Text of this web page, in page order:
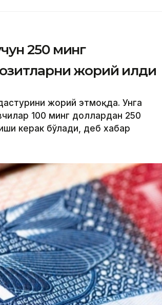
250 минг
жорий қилди
жорий этмоқда. Унга
100 минг доллардан 250
керак бўлади, деб хабар